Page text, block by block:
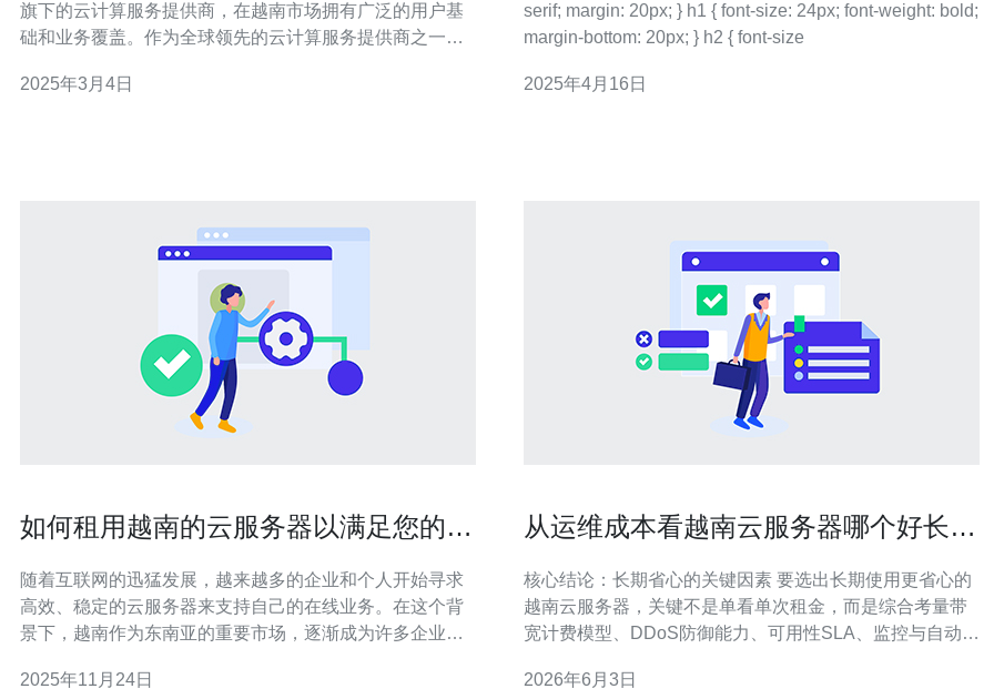
旗下的云计算服务提供商，在越南市场拥有广泛的用户基
础和业务覆盖。作为全球领先的云计算服务提供商之一，
用户首选的云服务器。 阿里云越南的云服务器采用先进的
2025年3月4日
serif; margin: 20px; } h1 { font-size: 24px; font-weight: bold;
margin-bottom: 20px; } h2 { font-size
2025年4月16日
如何租用越南的云服务器以满足您的需
随着互联网的迅猛发展，越来越多的企业和个人开始寻求
高效、稳定的云服务器来支持自己的在线业务。在这个背
景下，越南作为东南亚的重要市场，逐渐成为许多企业租
以满足您的需求呢？本文将为您详细介绍相关信息。 首
2025年11月24日
从运维成本看越南云服务器哪个好长期
核心结论：长期省心的关键因素 要选出长期使用更省心的
越南云服务器，关键不是单看单次租金，而是综合考量带
宽计费模型、DDoS防御能力、可用性SLA、监控与自动化
些维度，供应商的网络互联与防护能力会显著影响长期花
2026年6月3日